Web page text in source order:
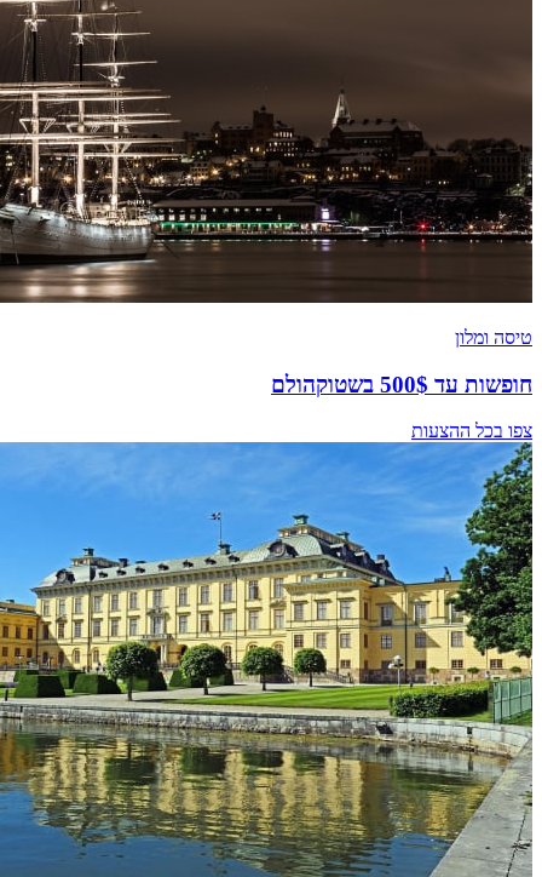
טיסה ומלון
חופשות עד 500$ בשטוקהולם
צפו בכל ההצעות